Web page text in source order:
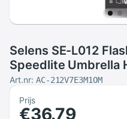
Selens SE-L012
Speedlite Umbrella
Schroef Mount L
Accessoires
Art.nr: AC-212V7E3M1OM
Prijs
€36.79